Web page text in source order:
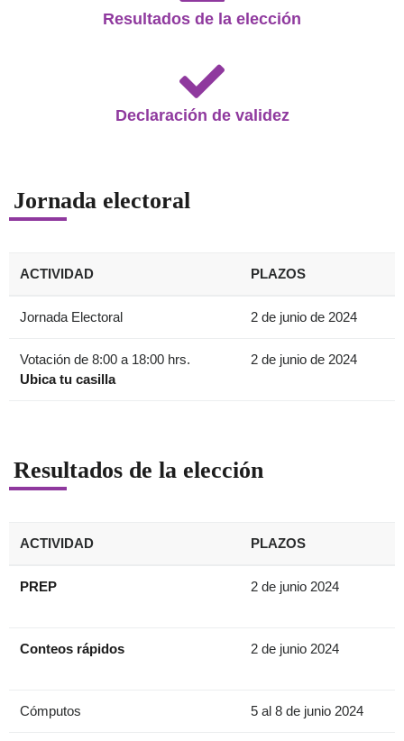
Resultados de la elección
Declaración de validez
Jornada electoral
ACTIVIDAD PLAZOS
Jornada Electoral 2 de junio de 2024
Votación de 8:00 a 18:00 hrs.
Ubica tu casilla
2 de junio de 2024
Resultados de la elección
ACTIVIDAD PLAZOS
PREP 2 de junio 2024
Conteos rápidos 2 de junio 2024
Cómputos 5 al 8 de junio 2024